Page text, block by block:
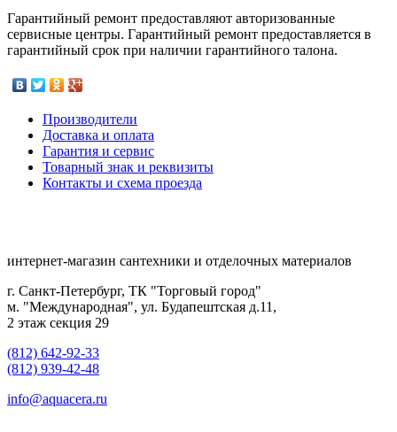
Гарантийный ремонт предоставляют авторизованные
сервисные центры. Гарантийный ремонт предоставляется в
гарантийный срок при наличии гарантийного талона.
Производители
Доставка и оплата
Гарантия и сервис
Товарный знак и реквизиты
Контакты и схема проезда
интернет-магазин сантехники и отделочных материалов
г. Санкт-Петербург, ТК "Торговый город"
м. "Международная", ул. Будапештская д.11,
2 этаж секция 29
(812) 642-92-33
(812) 939-42-48
info@aquacera.ru